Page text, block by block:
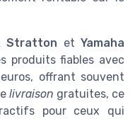
Stratton etYamaha
produits fiables avec
offrant souvent
livraison gratuites, ce
pour ceux qui